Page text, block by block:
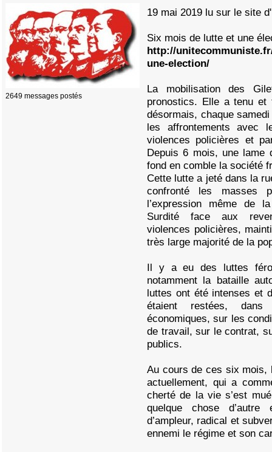
2649 messages postés
19 mai 2019 lu sur le site
Six mois de lutte et une
http://
une-election/
La mobilisation des
pronostics. Elle a tenu
désormais, chaque
les affrontements avec
violences policières et
Depuis 6 mois, une lame
fond en comble la société
Cette lutte a jeté dans la
confronté les masses
l’expression même de
Surdité face aux
violences policières,
très large majorité de la
Il y a eu des luttes
notamment la bataille
luttes ont été intenses et
étaient restées,
économiques, sur les
de travail, sur le contrat,
publics.
Au cours de ces six mois,
actuellement, qui a
cherté de la vie s’est
quelque chose d’autre
d’ampleur, radical et
ennemi le régime et son